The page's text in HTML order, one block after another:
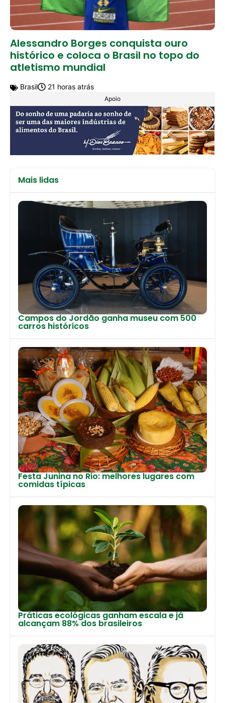
Alessandro Borges conquista ouro
histórico e coloca o Brasil no topo do
atletismo mundial
Brasil 21 horas atrás
Apoio
Mais lidas
Campos do Jordão ganha museu com 500
carros históricos
Festa Junina no Rio: melhores lugares com
comidas típicas
Práticas ecológicas ganham escala e já
alcançam 88% dos brasileiros